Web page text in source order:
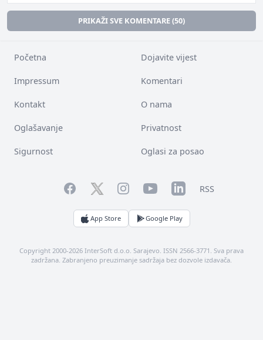
PRIKAŽI SVE KOMENTARE (50)
Početna Dojavite vijest
Impressum Komentari
Kontakt O nama
Oglašavanje Privatnost
Sigurnost Oglasi za posao
FacebookTwitterInstagramYouTubeLinkedInRSS
App Store Google Play
Copyright 2000-2026 InterSoft d.o.o. Sarajevo. ISSN 2566-3771. Sva prava
zadržana. Zabranjeno preuzimanje sadržaja bez dozvole izdavača.